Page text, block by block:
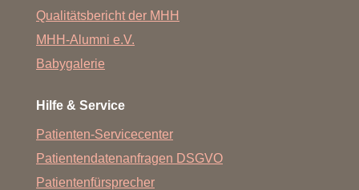
Qualitätsbericht der MHH
MHH-Alumni e.V.
Babygalerie
Hilfe & Service
Patienten-Servicecenter
Patientendatenanfragen DSGVO
Patientenfürsprecher